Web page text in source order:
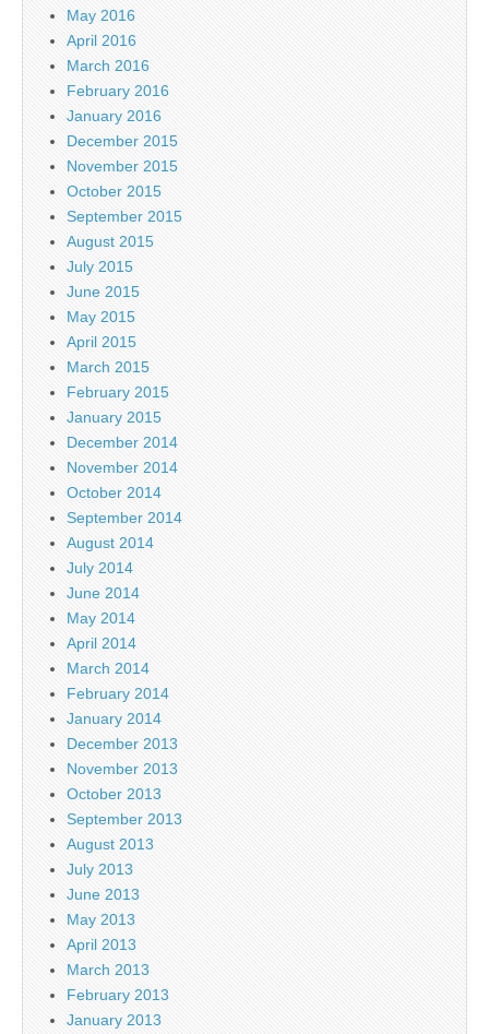
May 2016
April 2016
March 2016
February 2016
January 2016
December 2015
November 2015
October 2015
September 2015
August 2015
July 2015
June 2015
May 2015
April 2015
March 2015
February 2015
January 2015
December 2014
November 2014
October 2014
September 2014
August 2014
July 2014
June 2014
May 2014
April 2014
March 2014
February 2014
January 2014
December 2013
November 2013
October 2013
September 2013
August 2013
July 2013
June 2013
May 2013
April 2013
March 2013
February 2013
January 2013